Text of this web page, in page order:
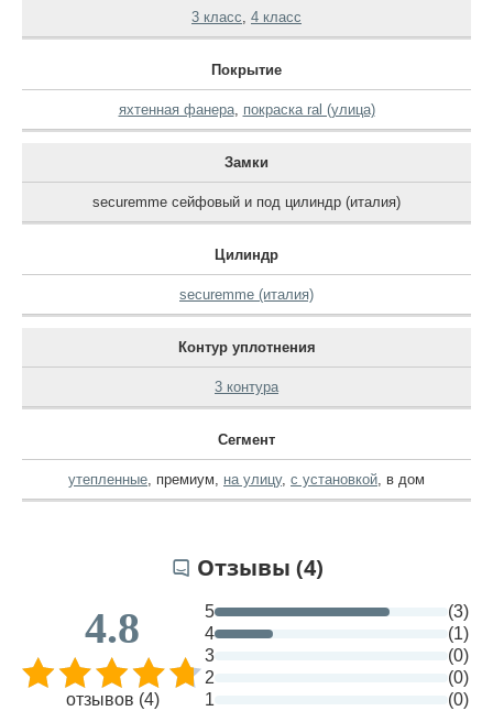
3 класс, 4 класс
Покрытие
яхтенная фанера, покраска ral (улица)
Замки
securemme сейфовый и под цилиндр (италия)
Цилиндр
securemme (италия)
Контур уплотнения
3 контура
Сегмент
утепленные, премиум, на улицу, с установкой, в дом
Отзывы (4)
4.8
отзывов (4)
5
(3)
4
(1)
3
(0)
2
(0)
1
(0)